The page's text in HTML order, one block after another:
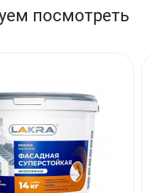
посмотреть